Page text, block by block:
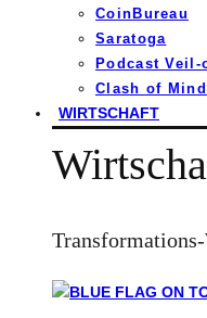
CoinBureau
Saratoga
Podcast Veil-
Clash of
WIRTSCHAFT